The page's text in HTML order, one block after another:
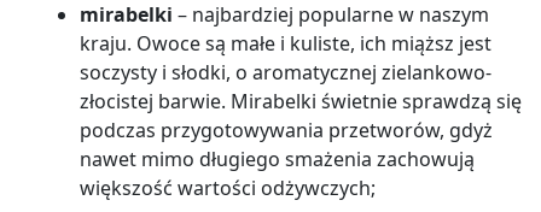
mirabelki – najbardziej popularne w naszym
kraju. Owoce są małe i kuliste, ich miąższ jest
soczysty i słodki, o aromatycznej zielankowo-
złocistej barwie. Mirabelki świetnie sprawdzą się
podczas przygotowywania przetworów, gdyż
nawet mimo długiego smażenia zachowują
większość wartości odżywczych;